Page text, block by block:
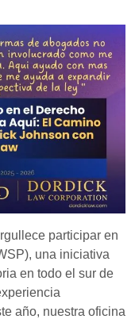
participar en
una iniciativa
en todo el sur de
año, nuestra oficina